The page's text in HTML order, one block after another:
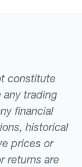
constitute
any trading
financial
historical
prices or
returns are